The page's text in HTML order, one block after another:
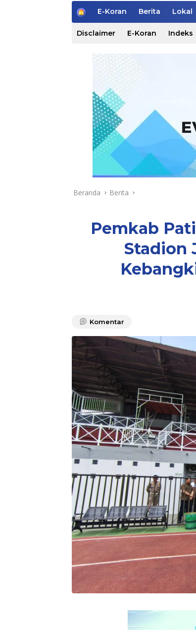
H
e
E-Koran Berita Lokal
Disclaimer E-Koran Indeks
Beranda Berita
Pemkab
Stadion
Komentar